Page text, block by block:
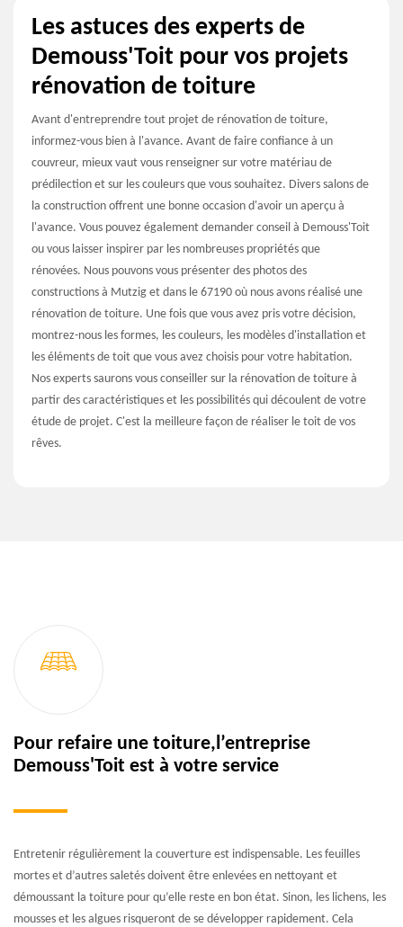
Les astuces des experts de
Demouss'Toit pour vos projets
rénovation de toiture
Avant d'entreprendre tout projet de rénovation de toiture,
informez-vous bien à l'avance. Avant de faire confiance à un
couvreur, mieux vaut vous renseigner sur votre matériau de
prédilection et sur les couleurs que vous souhaitez. Divers salons de
la construction offrent une bonne occasion d'avoir un aperçu à
l'avance. Vous pouvez également demander conseil à Demouss'Toit
ou vous laisser inspirer par les nombreuses propriétés que
rénovées. Nous pouvons vous présenter des photos des
constructions à Mutzig et dans le 67190 où nous avons réalisé une
rénovation de toiture. Une fois que vous avez pris votre décision,
montrez-nous les formes, les couleurs, les modèles d'installation et
les éléments de toit que vous avez choisis pour votre habitation.
Nos experts saurons vous conseiller sur la rénovation de toiture à
partir des caractéristiques et les possibilités qui découlent de votre
étude de projet. C'est la meilleure façon de réaliser le toit de vos
rêves.
Pour refaire une toiture,l’entreprise
Demouss'Toit est à votre service
Entretenir régulièrement la couverture est indispensable. Les feuilles
mortes et d’autres saletés doivent être enlevées en nettoyant et
démoussant la toiture pour qu’elle reste en bon état. Sinon, les lichens, les
mousses et les algues risqueront de se développer rapidement. Cela